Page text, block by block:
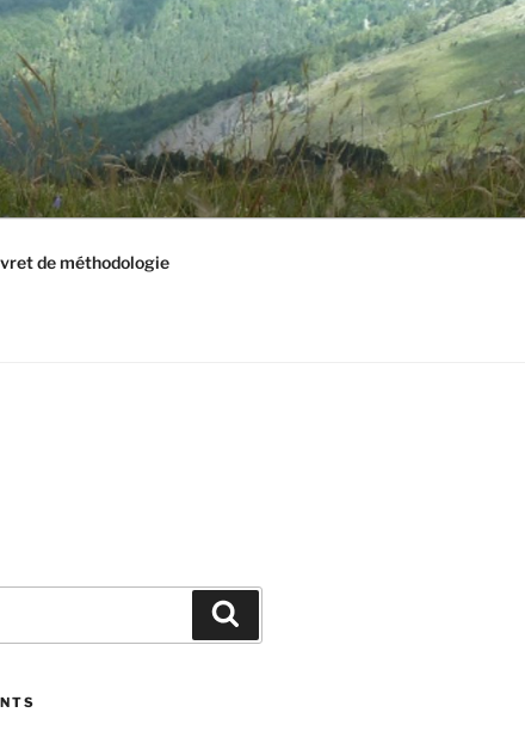
de méthodologie